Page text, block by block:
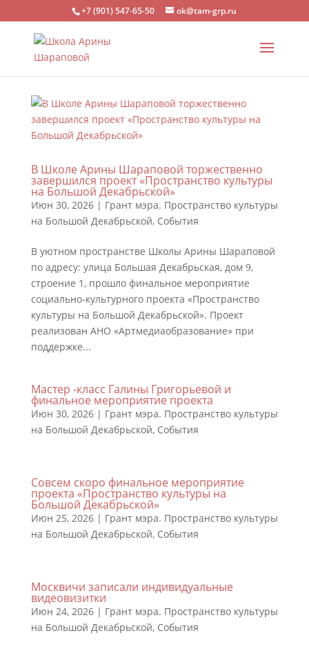
+7 (901) 547-65-50 ok@tam-grp.ru
В Школе Арины Шараповой торжественно
завершился проект «Пространство культуры
на Большой Декабрьской»
Июн 30, 2026| Грант мэра. Пространство культуры
на Большой Декабрьской, События
В уютном пространстве Школы Арины Шараповой
по адресу: улица Большая Декабрьская, дом 9,
строение 1, прошло финальное мероприятие
социально-культурного проекта «Пространство
культуры на Большой Декабрьской». Проект
реализован АНО «Артмедиаобразование» при
поддержке...
Мастер -класс Галины Григорьевой и
финальное мероприятие проекта
Июн 30, 2026| Грант мэра. Пространство культуры
на Большой Декабрьской, События
Совсем скоро финальное мероприятие
проекта «Пространство культуры на
Большой Декабрьской»
Июн 25, 2026| Грант мэра. Пространство культуры
на Большой Декабрьской, События
Москвичи записали индивидуальные
видеовизитки
Июн 24, 2026| Грант мэра. Пространство культуры
на Большой Декабрьской, События